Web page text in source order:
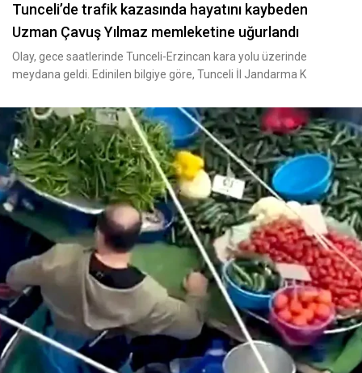
Tunceli’de trafik kazasında hayatını kaybeden
Uzman Çavuş Yılmaz memleketine uğurlandı
Olay, gece saatlerinde Tunceli-Erzincan kara yolu üzerinde
meydana geldi. Edinilen bilgiye göre, Tunceli İl Jandarma K